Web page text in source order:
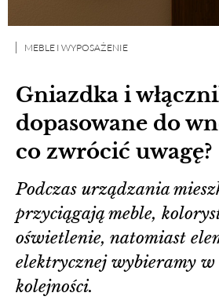
Gniazdka i
dopasowane do
co zwrócić uwagę?
MEBLE I WYPOSAŻENIE
Podczas urządzania
przyciągają meble,
oświetlenie, natomiast
elektrycznej wybieramy
kolejności.